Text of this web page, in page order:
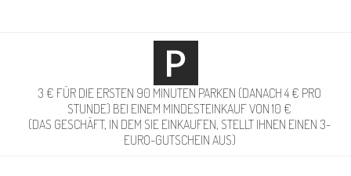
3 € FÜR DIE ERSTEN 90 MINUTEN PARKEN (DANACH 4 € PRO
STUNDE) BEI EINEM MINDESTEINKAUF VON 10 €
(DAS GESCHÄFT, IN DEM SIE EINKAUFEN, STELLT IHNEN EINEN 3-
EURO-GUTSCHEIN AUS)